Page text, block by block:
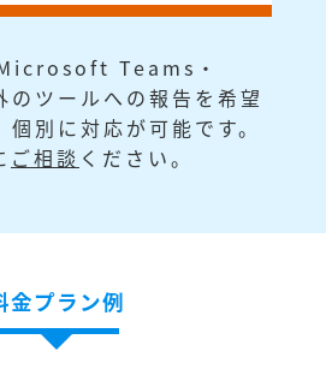
Teams・
ツールへの報告を希望
別に対応が可能です。
ご相談 ください。
金プラン例